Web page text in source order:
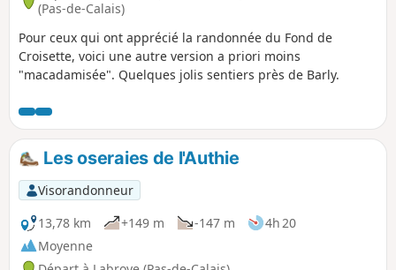
(Pas-de-Calais)
Pour ceux qui ont apprécié la randonnée du Fond de
Croisette, voici une autre version a priori moins
"macadamisée". Quelques jolis sentiers près de Barly.
Les oseraies de l'Authie
Visorandonneur
13,78 km
+149 m -147 m
4h 20
Moyenne